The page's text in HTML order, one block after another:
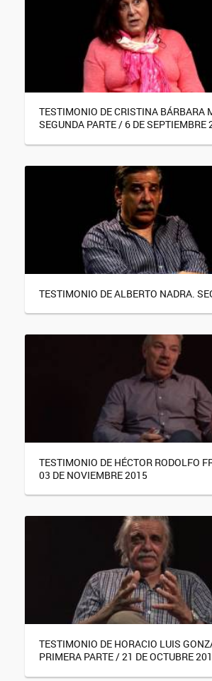
TESTIMONIO DE CRISTINA BÁRBARA
SEGUNDA PARTE / 6 DE SEPTIEMBRE
TESTIMONIO DE ALBERTO NADRA.
TESTIMONIO DE HÉCTOR RODOLFO
03 DE NOVIEMBRE 2015
TESTIMONIO DE HORACIO LUIS
PRIMERA PARTE / 21 DE OCTUBRE